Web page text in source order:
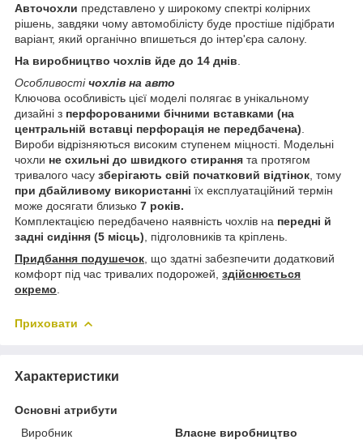
Авточохли представлено у широкому спектрі колірних
рішень, завдяки чому автомобілісту буде простіше підібрати
варіант, який органічно впишеться до інтер'єра салону.
На виробництво чохлів йде до 14 днів
Особливостічохлів на авто
Ключова особливість цієї моделі полягає в унікальному
дизайні з перфорованими бічними вставками (на
центральній вставці перфорація не передбачена)
Вироби відрізняються високим ступенем міцності. Модельні
чохли не схильні до швидкого стирання та протягом
тривалого часу зберігають свій початковий відтінок , тому
при дбайливому використанні їх експлуатаційний термін
може досягати близько 7 років.
Комплектацією передбачено наявність чохлів на передні й
задні сидіння (5 місць) , підголовників та кріплень.
Придбання подушечок , що здатні забезпечити додатковий
комфорт під час тривалих подорожей, здійснюється
окремо
Приховати
Характеристики
Основні атрибути
Виробник
Власне виробництво